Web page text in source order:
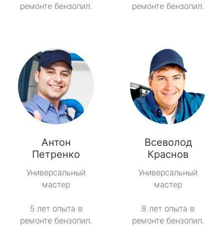
ремонте бензопил.
ремонте бензопил.
Антон
Петренко
Универсальный
мастер
5 лет опыта в
ремонте бензопил.
Всеволод
Краснов
Универсальный
мастер
8 лет опыта в
ремонте бензопил.